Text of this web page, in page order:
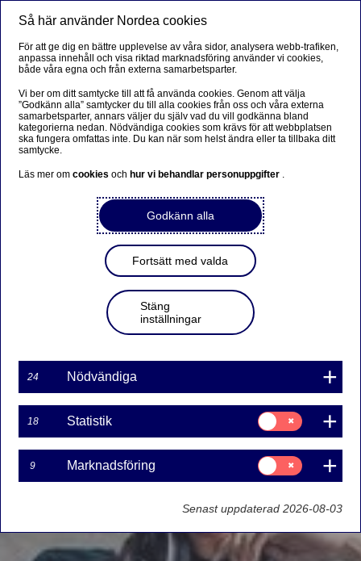
Så här använder Nordea cookies
För att ge dig en bättre upplevelse av våra sidor, analysera webb-trafiken,
anpassa innehåll och visa riktad marknadsföring använder vi cookies,
både våra egna och från externa samarbetsparter.
Vi ber om ditt samtycke till att få använda cookies. Genom att välja
”Godkänn alla” samtycker du till alla cookies från oss och våra externa
samarbetsparter, annars väljer du själv vad du vill godkänna bland
kategorierna nedan. Nödvändiga cookies som krävs för att webbplatsen
ska fungera omfattas inte. Du kan när som helst ändra eller ta tillbaka ditt
samtycke.
Läs mer omcookiesoch hur vi behandlar personuppgifter .
Godkänn alla
Fortsätt med valda
Stäng
inställningar
24 Nödvändiga
18 Statistik
Samtycke
för:
Statistik
9 Marknadsföring
Samtycke
för:
Marknadsföring
Senast uppdaterad 2026-08-03